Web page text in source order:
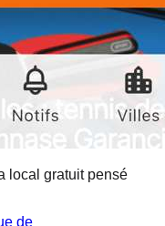
local gratuit pensé
de